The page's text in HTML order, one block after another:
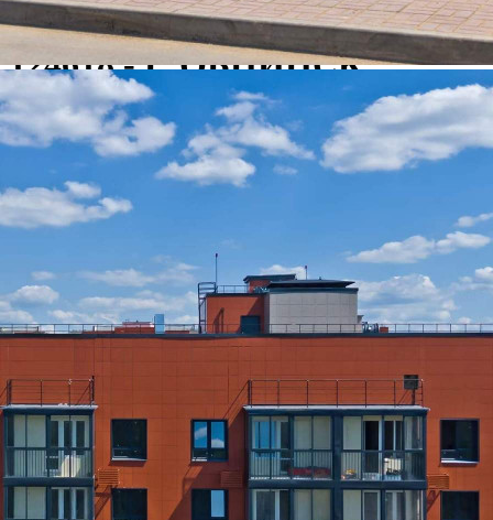
Продажа
124618 - Г. ОБНИНСК,
ЛЕНИНА ПРОСПЕКТ, Д.219
Калужская обл
Получить контакты Посмотреть на карте
Прямая продажа от застройщика! Кладовая номер 41 общей
площадью 4.1 кв. м на -1-м этаже в ЖК «Олимп»[#8294210#]
Характеристики
О помещении
Где находится
Другие объявления
Характеристики помещения
№ объявления
124618
Дата размещения
08.08.2026